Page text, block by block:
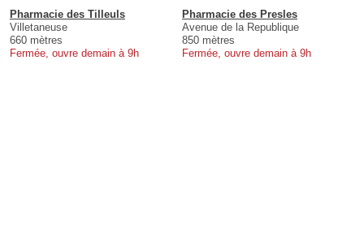
Pharmacie des Tilleuls
Villetaneuse
660 mètres
Fermée, ouvre demain à 9h
Pharmacie des Presles
Avenue de la Republique
850 mètres
Fermée, ouvre demain à 9h